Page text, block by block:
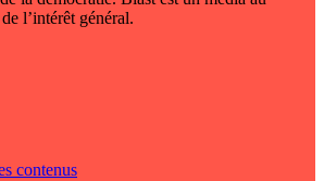
l’intérêt général.
contenus